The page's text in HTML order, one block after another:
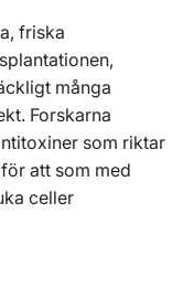
friska
många
Forskarna
som riktar
att som med
celler